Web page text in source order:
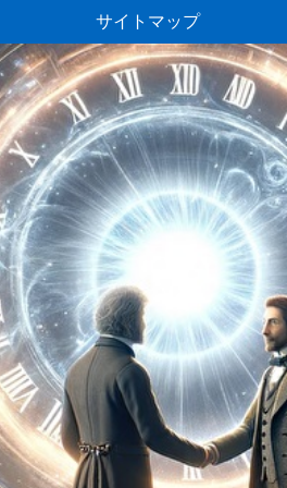
サイトマップ